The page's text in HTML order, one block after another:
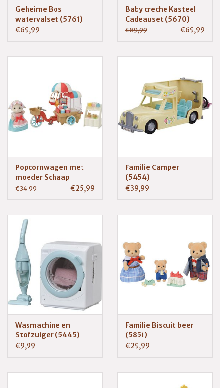
Geheime Bos
watervalset (5761)
€69,99
Baby creche Kasteel
Cadeauset (5670)
€89,99 €69,99
Popcornwagen met
moeder Schaap
(5653)
€34,99 €25,99
Familie Camper
(5454)
€39,99
Wasmachine en
Stofzuiger (5445)
€9,99
Familie Biscuit beer
(5851)
€29,99